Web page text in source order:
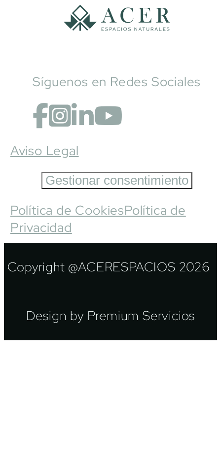
Síguenos en Redes Sociales
Aviso Legal
Gestionar consentimiento
Política de CookiesPolítica de
Privacidad
Copyright @ACERESPACIOS 2026
Design by Premium Servicios